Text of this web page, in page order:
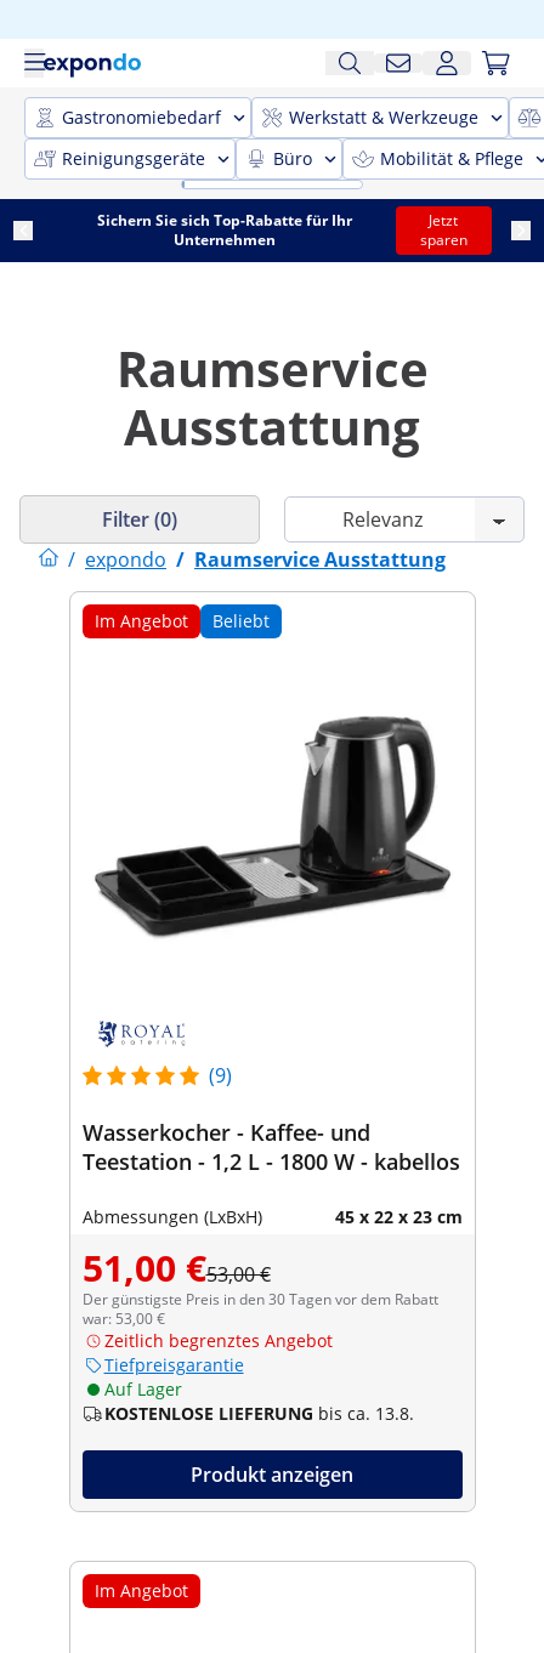
Gastronomiebedarf
Werkstatt & Werkzeuge
Reinigungsgeräte
Büro Mobilität & Pflege
Sichern Sie sich Top-Rabatte für Ihr
Unternehmen
Jetzt
sparen
Raumservice
Ausstattung
/ expondo / Raumservice Ausstattung
Filter (0)
Im Angebot Beliebt
(9)
Wasserkocher - Kaffee- und
Teestation - 1,2 L - 1800 W - kabellos
Abmessungen (LxBxH) 45 x 22 x 23 cm
51,00 €53,00 €
Der günstigste Preis in den 30 Tagen vor dem Rabatt
war: 53,00 €
Zeitlich begrenztes Angebot
Tiefpreisgarantie
Auf Lager
KOSTENLOSE LIEFERUNG bis ca. 13.8.
Produkt anzeigen
Im Angebot